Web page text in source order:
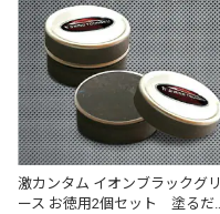
激カンタム イオンブラックグリ
ース お徳用2個セット 塗るだ